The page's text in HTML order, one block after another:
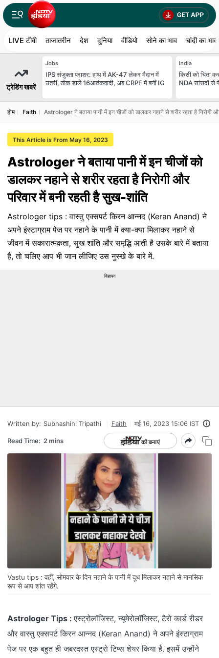
LIVE टीवी ताजातरीन देश दुनिया वीडियो सोने का भाव चांदी का भाव
ट्रेडिंग खबरें
Jobs
IPS संजुक्ता पराशर: हाथ में AK-47 लेकर मैदान में
उतरीं, ठोक डाले 16आतंकवादी, अब CRPF में बनीं IG
India
किसी को चिंता
NDA सांसदों से
होम Faith Astrologer ने बताया पानी में इन चीजों को डालकर नहाने से शरीर रहता है निरोगी
This Article is From May 16, 2023
Astrologer ने बताया पानी में इन चीजों को
डालकर नहाने से शरीर रहता है निरोगी और
परिवार में बनी रहती है सुख-शांति
Astrologer tips : वास्तु एक्सपर्ट किरन आन्नद (Keran Anand) ने
अपने इंस्टाग्राम पेज पर नहाने के पानी में क्या-क्या मिलाकर नहाने से
जीवन में सकारात्मकता, सुख शांति और समृद्धि आती है उसके बारे में बताया
है, तो चलिए आप भी जान लीजिए उस नुस्खे के बारे में.
विज्ञापन
Written by: Subhashini Tripathi Faith मई 16, 2023 15:06 IST
Read Time: 2 mins
Vastu tips : वहीं, सोमवार के दिन नहाने के पानी में दूध मिलाकर नहाने से मानसिक
रूप से आप शांत रहेंगे.
Astrologer Tips :एस्ट्रोलॉजिस्ट, न्यूमेरोलॉजिस्ट, टैरो कार्ड रीडर
और वास्तु एक्सपर्ट किरन आन्नद (Keran Anand) ने अपने इंस्टाग्राम
पेज पर एक बहुत ही जबरदस्त एस्ट्रो टिप्स शेयर किया है. इसमें उन्होंने